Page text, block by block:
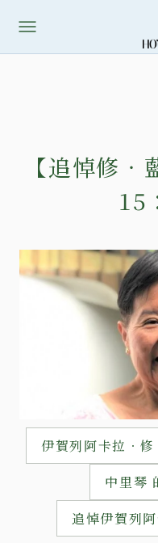
【追悼修‧
15
伊賀列阿卡拉‧
中里琴
追悼伊賀列